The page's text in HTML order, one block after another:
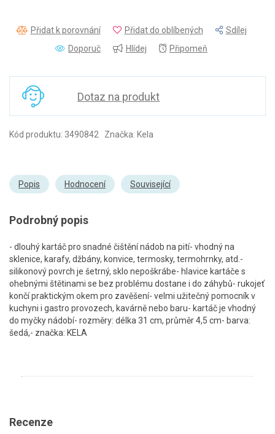
Přidat k porovnání Přidat do oblíbených
Sdílej
Doporuč
Hlídej Připomeň
Dotaz na produkt
Kód produktu: 3490842 Značka: Kela
Popis Hodnocení Související
Podrobný popis
- dlouhý kartáč pro snadné čištění nádob na pití- vhodný na
sklenice, karafy, džbány, konvice, termosky, termohrnky, atd.-
silikonový povrch je šetrný, sklo nepoškrábe- hlavice kartáče s
ohebnými štětinami se bez problému dostane i do záhybů- rukojeť
končí praktickým okem pro zavěšení- velmi užitečný pomocník v
kuchyni i gastro provozech, kavárně nebo baru- kartáč je vhodný
do myčky nádobí- rozměry: délka 31 cm, průměr 4,5 cm- barva:
šedá,- značka: KELA
Recenze